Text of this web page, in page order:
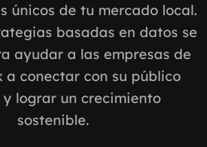
únicos de tu mercado local.
basadas en datos se
ayudar a las empresas de
a conectar con su público
lograr un crecimiento
sostenible.